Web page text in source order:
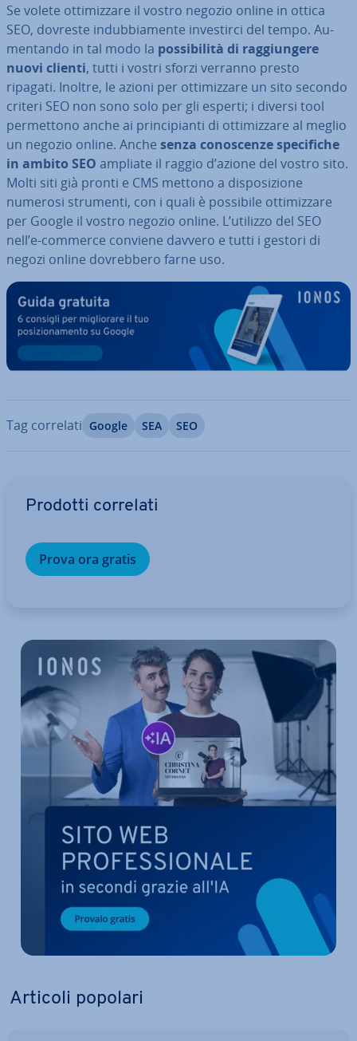
Se volete ot­ti­miz­za­re il vostro negozio online in ottica
SEO, dovreste in­dub­bia­men­te in­ve­stir­ci del tempo. Au­
men­tan­do in tal modo la pos­si­bi­li­tà di rag­giun­ge­re
nuovi clienti, tutti i vostri sforzi verranno presto
ripagati. Inoltre, le azioni per ot­ti­miz­za­re un sito secondo
criteri SEO non sono solo per gli esperti; i diversi tool
per­met­to­no anche ai prin­ci­pian­ti di ot­ti­miz­za­re al meglio
un negozio online. Anche senza co­no­scen­ze spe­ci­fi­che
in ambito SEO ampliate il raggio d’azione del vostro sito.
Molti siti già pronti e CMS mettono a di­spo­si­zio­ne
numerosi strumenti, con i quali è possibile ot­ti­miz­za­re
per Google il vostro negozio online. L’utilizzo del SEO
nell’e-commerce conviene davvero e tutti i gestori di
negozi online do­vreb­be­ro farne uso.
Tag correlati Google SEA SEO
Prodotti correlati
Prova ora gratis
Articoli popolari